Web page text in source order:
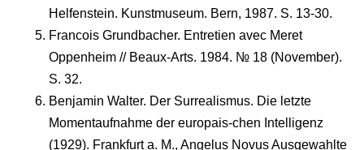
Helfenstein. Kunstmuseum. Bern, 1987. S. 13-30.
Francois Grundbacher. Entretien avec Meret
Oppenheim // Beaux-Arts. 1984. № 18 (November).
S. 32.
Benjamin Walter. Der Surrealismus. Die letzte
Momentaufnahme der europais-chen Intelligenz
(1929). Frankfurt a. M., Angelus Novus Ausgewahlte